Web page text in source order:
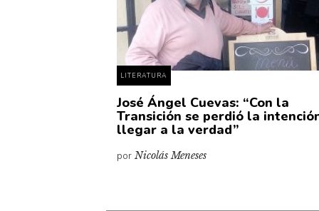
LITERATURA
José Ángel Cuevas: “Con la
Transición se perdió la
llegar a la verdad”
porNicolás Meneses